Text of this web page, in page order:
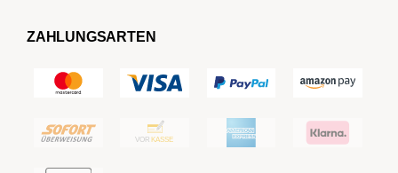
ZAHLUNGSARTEN